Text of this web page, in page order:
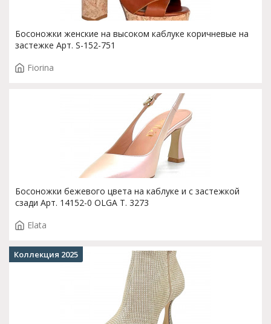
Босоножки женские на высоком каблуке коричневые на
застежке Арт. S-152-751
Fiorina
Босоножки бежевого цвета на каблуке и с застежкой
сзади Арт. 14152-0 OLGA T. 3273
Elata
Коллекция 2025